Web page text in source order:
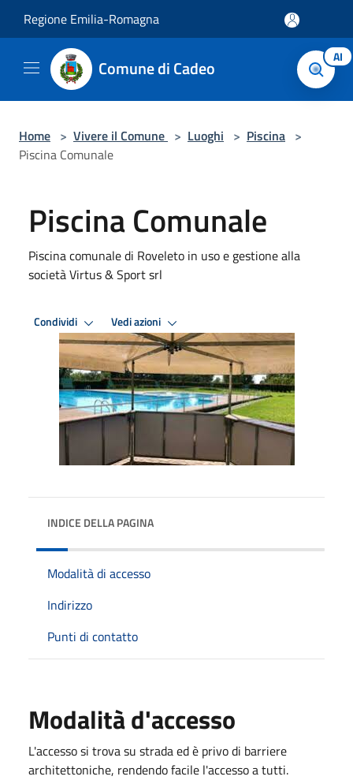
Regione Emilia-Romagna
Comune di Cadeo AI
Home > Vivere il Comune > Luoghi > Piscina >
Piscina Comunale
Piscina Comunale
Piscina comunale di Roveleto in uso e gestione alla
società Virtus & Sport srl
Condividi Vedi azioni
INDICE DELLA PAGINA
Modalità di accesso
Indirizzo
Punti di contatto
Modalità d'accesso
L'accesso si trova su strada ed è privo di barriere
architettoniche, rendendo facile l'accesso a tutti.